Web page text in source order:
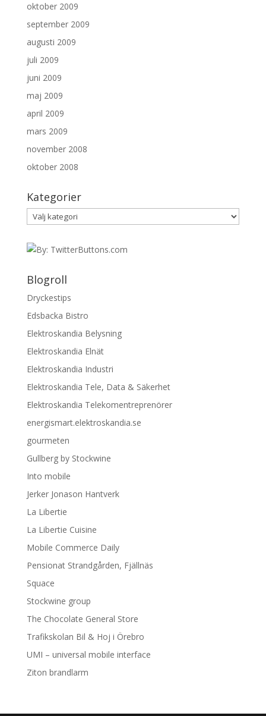
oktober 2009
september 2009
augusti 2009
juli 2009
juni 2009
maj 2009
april 2009
mars 2009
november 2008
oktober 2008
Kategorier
Kategorier
Blogroll
Dryckestips
Edsbacka Bistro
Elektroskandia Belysning
Elektroskandia Elnät
Elektroskandia Industri
Elektroskandia Tele, Data & Säkerhet
Elektroskandia Telekomentreprenörer
energismart.elektroskandia.se
gourmeten
Gullberg by Stockwine
Into mobile
Jerker Jonason Hantverk
La Libertie
La Libertie Cuisine
Mobile Commerce Daily
Pensionat Strandgården, Fjällnäs
Squace
Stockwine group
The Chocolate General Store
Trafikskolan Bil & Hoj i Örebro
UMI – universal mobile interface
Ziton brandlarm